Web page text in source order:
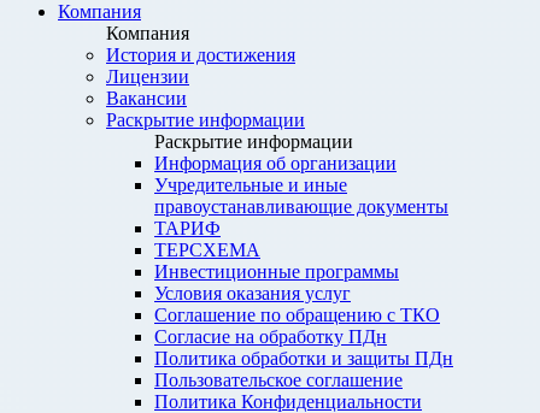
Компания
Компания
История и достижения
Лицензии
Вакансии
Раскрытие информации
Раскрытие информации
Информация об организации
Учредительные и иные
правоустанавливающие документы
ТАРИФ
ТЕРСХЕМА
Инвестиционные программы
Условия оказания услуг
Соглашение по обращению с ТКО
Согласие на обработку ПДн
Политика обработки и защиты ПДн
Пользовательское соглашение
Политика Конфиденциальности